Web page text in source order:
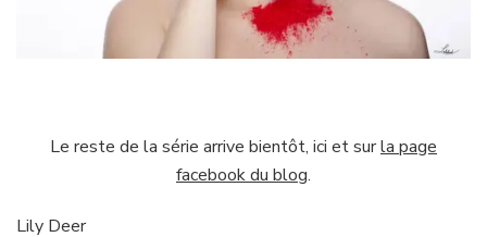
Le reste de la série arrive bientôt, ici et surla page
facebook du blog.
Lily Deer